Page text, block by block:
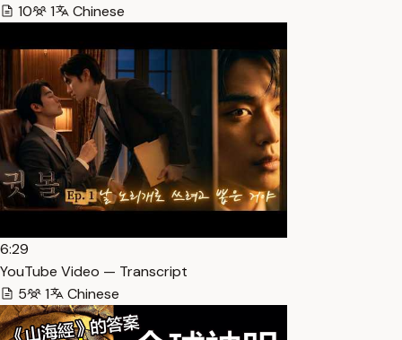
10
1 Chinese
6:29
YouTube Video — Transcript
5
1 Chinese